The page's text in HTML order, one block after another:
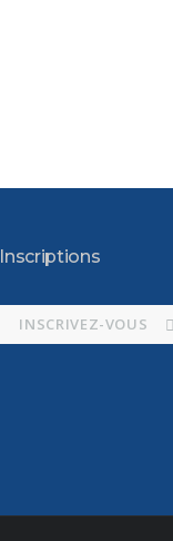
Inscriptions
INSCRIVEZ-VOUS